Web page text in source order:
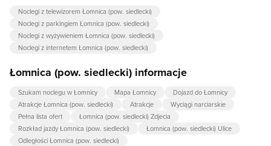
Noclegi z telewizorem Łomnica (pow. siedlecki)
Noclegi z parkingiem Łomnica (pow. siedlecki)
Noclegi z wyżywieniem Łomnica (pow. siedlecki)
Noclegi z internetem Łomnica (pow. siedlecki)
Łomnica (pow. siedlecki) informacje
Szukam noclegu w Łomnicy Mapa Łomnicy
Dojazd do Łomnicy
Atrakcje Łomnica (pow. siedlecki)
Atrakcje
Wyciągi narciarskie
Pełna lista ofert
Łomnica (pow. siedlecki) Zdjecia
Rozkład jazdy Łomnica (pow. siedlecki)
Łomnica (pow. siedlecki) Ulice
Odległości Łomnica (pow. siedlecki)